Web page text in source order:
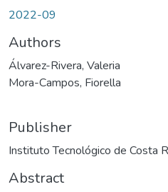
2022-09
Authors
Álvarez-Rivera, Valeria
Mora-Campos, Fiorella
Publisher
Instituto Tecnológico de Costa
Abstract